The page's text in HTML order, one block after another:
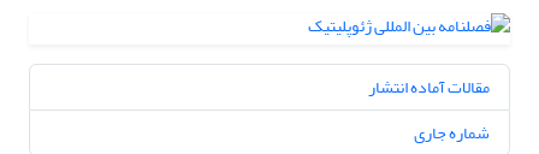
مقالات آماده انتشار
شماره جاری